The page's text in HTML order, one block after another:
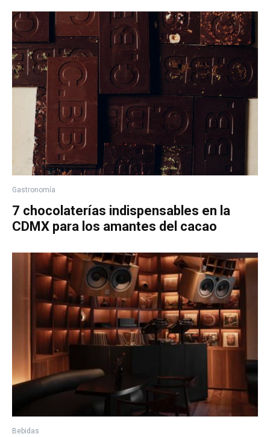
Gastronomía
7 chocolaterías indispensables en la
CDMX para los amantes del cacao
Bebidas